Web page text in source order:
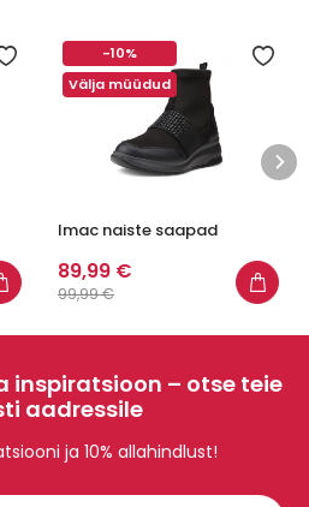
-10%
Välja müüdud
Imac naiste saapad
89,99 €
99,99 €
inspiratsioon – otse teie
aadressile
ja 10% allahindlust!